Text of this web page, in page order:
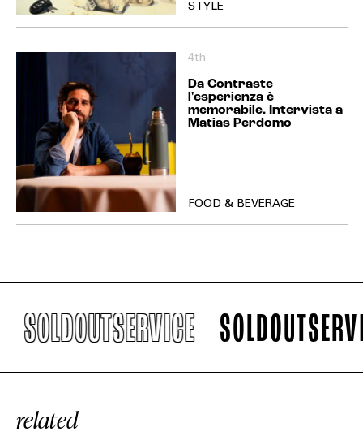
STYLE
4th
Da Contraste
l'esperienza è
memorabile. Intervista a
Matias Perdomo
FOOD & BEVERAGE
SOLDOUTSERVICE
related